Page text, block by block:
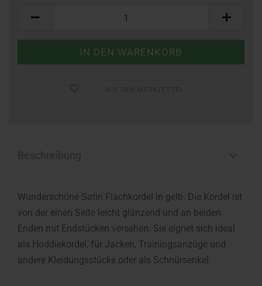
Wunderschöne Satin Flachkordel in gelb. Die Kordel ist
von der einen Seite leicht glänzend und an beiden
Enden mit Endstücken versehen. Sie eignet sich ideal
als Hoddiekordel, für Jacken, Trainingsanzüge und
andere Kleidungsstücke oder als Schnürsenkel.